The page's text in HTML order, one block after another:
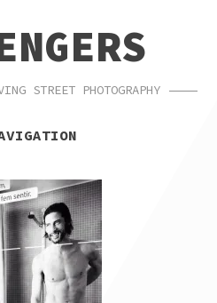
STREET PHOTOGRAPHY